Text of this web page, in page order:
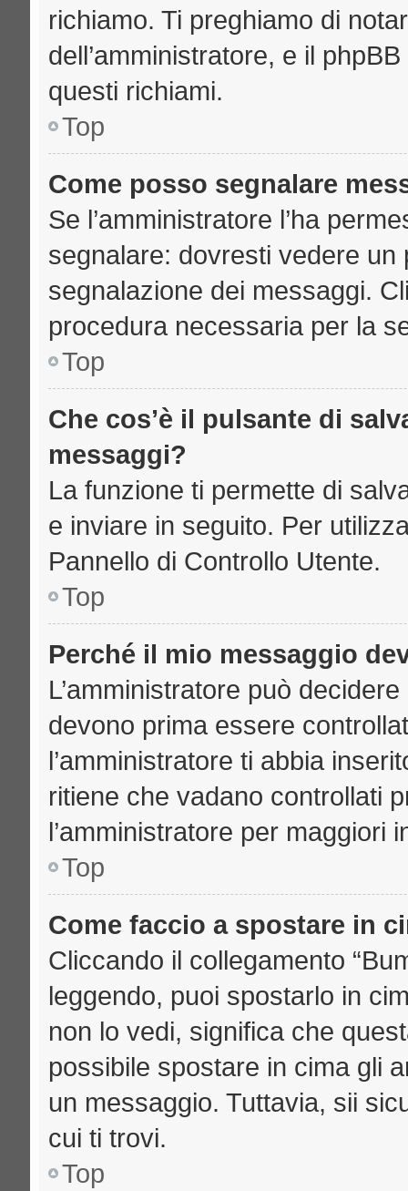
richiamo. Ti preghiamo di
dell’amministratore, e il
questi richiami.
Top
Come posso segnalare
Se l’amministratore l’ha
segnalare: dovresti vedere
segnalazione dei messaggi.
procedura necessaria per la
Top
Che cos’è il pulsante di
messaggi?
La funzione ti permette di
e inviare in seguito. Per
Pannello di Controllo Utente.
Top
Perché il mio messaggio
L’amministratore può
devono prima essere
l’amministratore ti abbia
ritiene che vadano controllati
l’amministratore per maggiori
Top
Come faccio a spostare in
Cliccando il collegamento
leggendo, puoi spostarlo in
non lo vedi, significa che
possibile spostare in cima gli
un messaggio. Tuttavia, sii
cui ti trovi.
Top